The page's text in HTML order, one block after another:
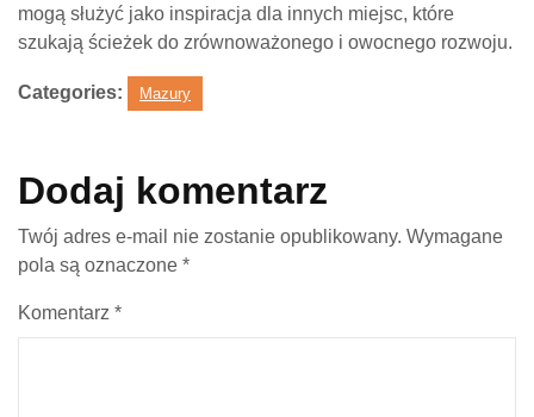
mogą służyć jako inspiracja dla innych miejsc, które
szukają ścieżek do zrównoważonego i owocnego rozwoju.
Categories: Mazury
Dodaj komentarz
Twój adres e-mail nie zostanie opublikowany. Wymagane
pola są oznaczone *
Komentarz *